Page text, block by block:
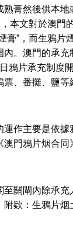
膏然後供本地
本文對於澳門
膏”，而生鴉片
內。澳門的承充
日鴉片承充制度
票、番攤、鹽
運作主要是依
澳門鴉片烟合
至關閘內除承
附欵：生鴉片